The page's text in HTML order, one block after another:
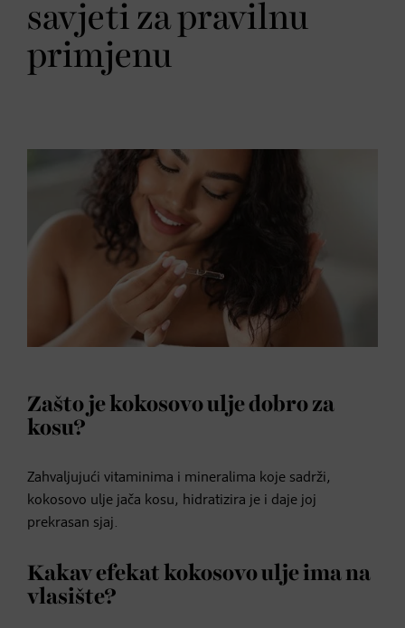
savjeti za pravilnu
primjenu
Zašto je kokosovo ulje dobro za
kosu?
Zahvaljujući vitaminima i mineralima koje sadrži,
kokosovo ulje jača kosu, hidratizira je i daje joj
prekrasan sjaj.
Kakav efekat kokosovo ulje ima na
vlasište?